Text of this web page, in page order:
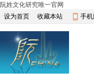
阮姓文化研究唯一官网
设为首页
收藏本站 手机